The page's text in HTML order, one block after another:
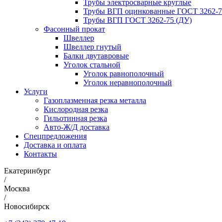
Трубы электросварные круглые
Трубы ВГП оцинкованные ГОСТ 3262-
Трубы ВГП ГОСТ 3262-75 (ДУ)
Фасонный прокат
Швеллер
Швеллер гнутый
Балки двутавровые
Уголок стальной
Уголок равнополочный
Уголок неравнополочный
Услуги
Газоплазменная резка металла
Кислородная резка
Гильотинная резка
Авто-Ж/Д доставка
Спецпредложения
Доставка и оплата
Контакты
Екатеринбург
/
Москва
/
Новосибирск